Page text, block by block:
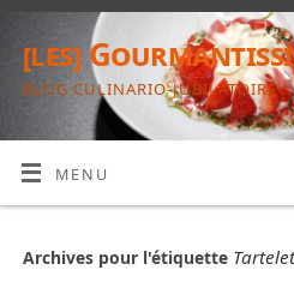
[les]
BLOG CULINARIO-JUBILATOIRE
MENU
Archives pour l'étiquette